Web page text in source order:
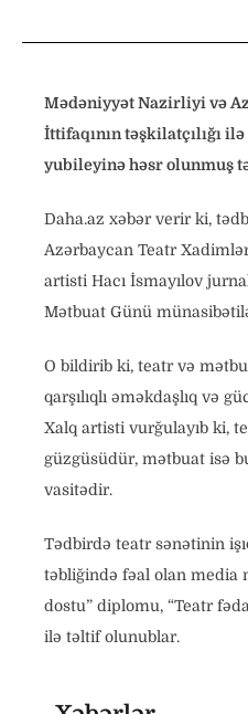
Mədəniyyət Nazirliyi və
İttifaqının təşkilatçılığı
yubileyinə həsr olunmuş
Daha.az xəbər verir ki,
Azərbaycan Teatr
artisti Hacı İsmayılov
Mətbuat Günü
O bildirib ki, teatr və
qarşılıqlı əməkdaşlıq və
Xalq artisti vurğulayıb ki,
güzgüsüdür, mətbuat isə
vasitədir.
Tədbirdə teatr sənətinin
təbliğində fəal olan media
dostu” diplomu, “Teatr
ilə təltif olunublar.